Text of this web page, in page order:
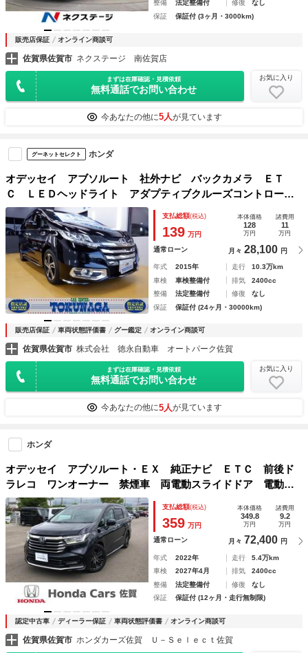
整備
法定整備付 修復
なし
保証
保証付 (3ヶ月・3000km)
販売店保証 オンライン商談可
佐賀県佐賀市 ネクステージ 南佐賀店
まずは在庫確認・見積依頼
無料通話でお問い合わせ
お気に入り
今あなたの他に5人が見ています
グーネットセレクト ホンダ
オデッセイ アブソルート 社外ナビ バックカメラ ＥＴ
Ｃ ＬＥＤヘッドライト アダプティブクルーズコントロー
ル ２列目プレミアムクレードルシート コンビシート プラ
イムスムース／ファブリック 本革巻ステアリング パドルシ
フト
支払総額(税込)
139 万円
本体価格
128
万円
諸費用
11
万円
通常ローン 月々 28,100 円
年式 2015年 走行
10.3万km
車検
車検整備付 排気
2400cc
整備
法定整備付 修復
なし
保証
保証付 (24ヶ月・30000km)
販売店保証 車両状態評価書 グー鑑定 オンライン商談可
佐賀県佐賀市 株式会社 徳永自動車 オートパーク佐賀
まずは在庫確認・見積依頼
無料通話でお問い合わせ
お気に入り
今あなたの他に5人が見ています
ホンダ
オデッセイ アブソルート・ＥＸ 純正ナビ ＥＴＣ 前後ド
ラレコ ワンオーナー 禁煙車 両電動スライドドア 電動リ
ヤゲート パワステ 半革 ＢＬＵＥＴＯＯＴＨ ナビＴＶ
ｉ－ＳＴＯＰ ダブルエアコン エアコン ＤＶＤ再生 スマ
ートキ
支払総額(税込)
359 万円
本体価格
349.8
万円
諸費用
9.2
万円
通常ローン 月々 72,400 円
年式 2022年 走行
5.4万km
車検
2027年4月 排気
2400cc
整備
法定整備付 修復
なし
保証
保証付 (12ヶ月・走行無制限)
認定中古車 ディーラー保証 車両状態評価書 オンライン商談可
佐賀県佐賀市 ホンダカーズ佐賀 Ｕ－Ｓｅｌｅｃｔ佐賀